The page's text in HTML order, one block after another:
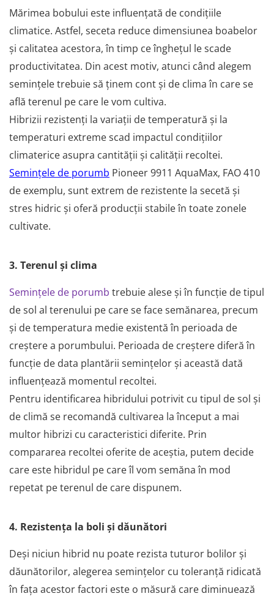
Truse /set scule
Produse Zootehnie
Mărimea bobului este influențată de condițiile
climatice. Astfel, seceta reduce dimensiunea boabelor
și calitatea acestora, în timp ce înghețul le scade
productivitatea. Din acest motiv, atunci când alegem
semințele trebuie să ținem cont și de clima în care se
află terenul pe care le vom cultiva.
Hibrizii rezistenți la variații de temperatură și la
temperaturi extreme scad impactul condițiilor
climaterice asupra cantității și calității recoltei.
Semințele de porumb Pioneer 9911 AquaMax, FAO 410
de exemplu, sunt extrem de rezistente la secetă și
stres hidric și oferă producții stabile în toate zonele
cultivate.
3. Terenul și clima
Semințele de porumb trebuie alese și în funcție de tipul
de sol al terenului pe care se face semănarea, precum
și de temperatura medie existentă în perioada de
creștere a porumbului. Perioada de creștere diferă în
funcție de data plantării semințelor și această dată
influențează momentul recoltei.
Pentru identificarea hibridului potrivit cu tipul de sol și
de climă se recomandă cultivarea la început a mai
multor hibrizi cu caracteristici diferite. Prin
compararea recoltei oferite de aceștia, putem decide
care este hibridul pe care îl vom semăna în mod
repetat pe terenul de care dispunem.
4. Rezistența la boli și dăunători
Deși niciun hibrid nu poate rezista tuturor bolilor și
dăunătorilor, alegerea semințelor cu toleranță ridicată
în fața acestor factori este o măsură care diminuează